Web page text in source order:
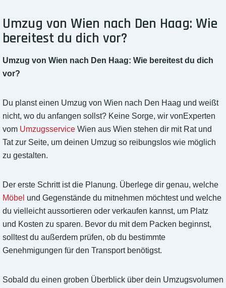
Umzug von Wien nach Den Haag: Wie
bereitest du dich vor?
Umzug von Wien nach Den Haag: Wie bereitest du dich
vor?
Du planst einen Umzug von Wien nach Den Haag und weißt
nicht, wo du anfangen sollst? Keine Sorge, wir vonExperten
vom Umzugsservice Wien aus Wien stehen dir mit Rat und
Tat zur Seite, um deinen Umzug so reibungslos wie möglich
zu gestalten.
Der erste Schritt ist die Planung. Überlege dir genau, welche
Möbel und Gegenstände du mitnehmen möchtest und welche
du vielleicht aussortieren oder verkaufen kannst, um Platz
und Kosten zu sparen. Bevor du mit dem Packen beginnst,
solltest du außerdem prüfen, ob du bestimmte
Genehmigungen für den Transport benötigst.
Sobald du einen groben Überblick über dein Umzugsvolumen